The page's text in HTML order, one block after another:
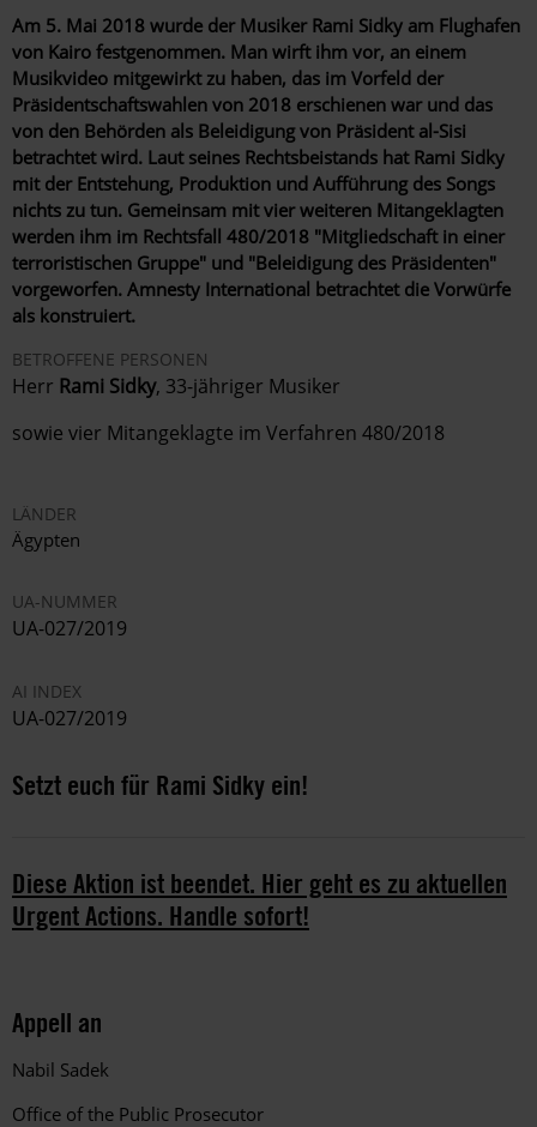
Am 5. Mai 2018 wurde der Musiker Rami Sidky am Flughafen
von Kairo festgenommen. Man wirft ihm vor, an einem
Musikvideo mitgewirkt zu haben, das im Vorfeld der
Präsidentschaftswahlen von 2018 erschienen war und das
von den Behörden als Beleidigung von Präsident al-Sisi
betrachtet wird. Laut seines Rechtsbeistands hat Rami Sidky
mit der Entstehung, Produktion und Aufführung des Songs
nichts zu tun. Gemeinsam mit vier weiteren Mitangeklagten
werden ihm im Rechtsfall 480/2018 "Mitgliedschaft in einer
terroristischen Gruppe" und "Beleidigung des Präsidenten"
vorgeworfen. Amnesty International betrachtet die Vorwürfe
als konstruiert.
BETROFFENE PERSONEN
Herr Rami Sidky, 33-jähriger Musiker
sowie vier Mitangeklagte im Verfahren 480/2018
LÄNDER
Ägypten
UA-NUMMER
UA-027/2019
AI INDEX
UA-027/2019
Setzt euch für Rami Sidky ein!
Diese Aktion ist beendet. Hier geht es zu aktuellen
Urgent Actions. Handle sofort!
Appell an
Nabil Sadek
Office of the Public Prosecutor